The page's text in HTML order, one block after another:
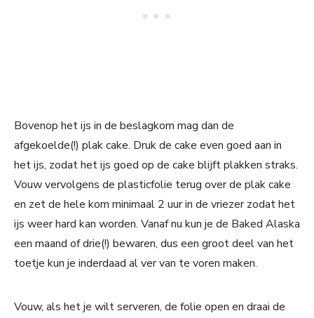
Bovenop het ijs in de beslagkom mag dan de
afgekoelde(!) plak cake. Druk de cake even goed aan in
het ijs, zodat het ijs goed op de cake blijft plakken straks.
Vouw vervolgens de plasticfolie terug over de plak cake
en zet de hele kom minimaal 2 uur in de vriezer zodat het
ijs weer hard kan worden. Vanaf nu kun je de Baked Alaska
een maand of drie(!) bewaren, dus een groot deel van het
toetje kun je inderdaad al ver van te voren maken.
Vouw, als het je wilt serveren, de folie open en draai de